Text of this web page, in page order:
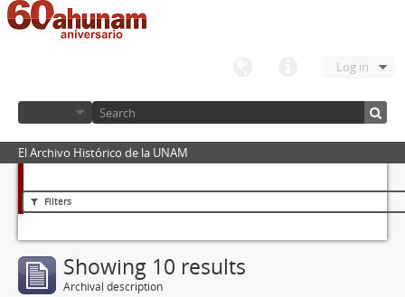
Log in
El Archivo Histórico de la UNAM
Filters
Showing 10 results
Archival description